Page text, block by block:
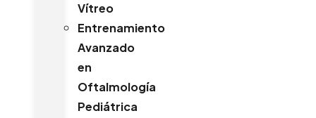
Vítreo
Entrenamiento
Avanzado
en
Oftalmología
Pediátrica